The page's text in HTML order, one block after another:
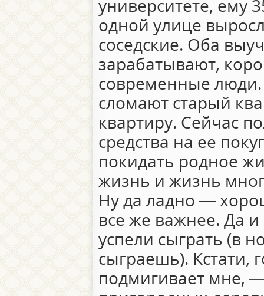
университете, ему
одной улице
соседские. Оба
зарабатывают,
современные люди.
сломают старый
квартиру. Сейчас
средства на ее
покидать родное
жизнь и жизнь
Ну да ладно —
все же важнее. Да и
успели сыграть (в
сыграешь). Кстати,
подмигивает мне,